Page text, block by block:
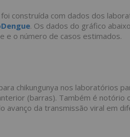
construída com dados dos
. Os dados do gráfico
e o número de casos estimados.
chikungunya nos laboratórios
(barras). Também é notório
avanço da transmissão viral em